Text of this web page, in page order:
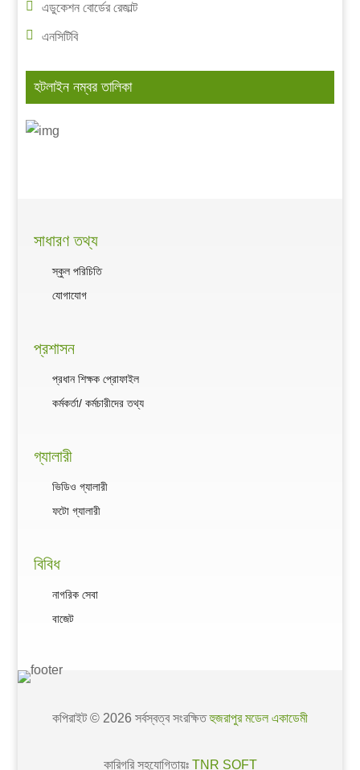
এডুকেশন বোর্ডের রেজাল্ট
এনসিটিবি
হটলাইন নম্বর তালিকা
সাধারণ তথ্য
স্কুল পরিচিতি
যোগাযোগ
প্রশাসন
প্রধান শিক্ষক প্রোফাইল
কর্মকর্তা/ কর্মচারীদের তথ্য
গ্যালারী
ভিডিও গ্যালারী
ফটো গ্যালারী
বিবিধ
নাগরিক সেবা
বাজেট
কপিরাইট © 2026 সর্বস্বত্ব সংরক্ষিতহুজরাপুর মডেল একাডেমী
কারিগরি সহযোগিতায়ঃ TNR SOFT